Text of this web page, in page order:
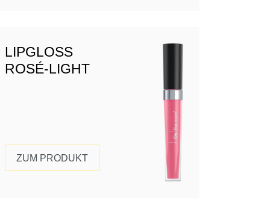
LIPGLOSS
ROSÉ-LIGHT
ZUM PRODUKT